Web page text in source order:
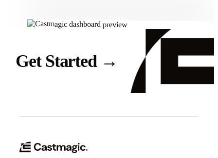
Get Started →